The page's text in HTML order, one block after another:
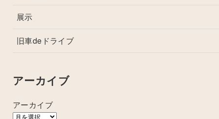
展示
旧車deドライブ
アーカイブ
アーカイブ